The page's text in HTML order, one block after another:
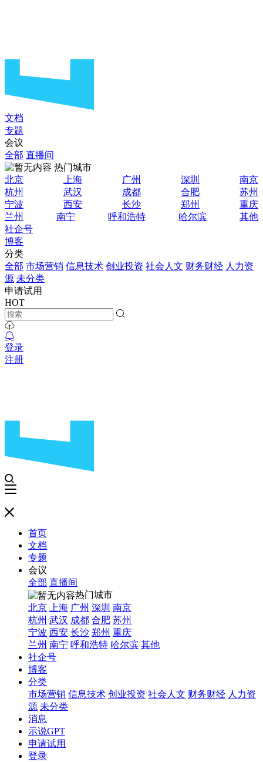
文档
专题
会议
全部 直播间
热门城市
北京
上海 广州 深圳
南京
杭州
武汉 成都 合肥
苏州
宁波
西安 长沙 郑州
重庆
兰州
南宁 呼和浩特 哈尔滨
其他
社企号
博客
分类
全部 市场营销 信息技术 创业投资 社会人文 财务财经 人力资
源 未分类
申请试用
HOT
登录
注册
首页
文档
专题
会议
全部 直播间
热门城市
北京
上海 广州 深圳 南京
杭州 武汉 成都 合肥 苏州
宁波 西安 长沙 郑州 重庆
兰州 南宁 呼和浩特 哈尔滨 其他
社企号
博客
分类
市场营销 信息技术 创业投资 社会人文 财务财经 人力资
源 未分类
消息
示说GPT
申请试用
登录